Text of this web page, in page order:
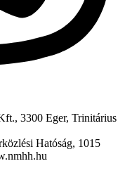
3300 Eger, Trinitárius
Hatóság, 1015